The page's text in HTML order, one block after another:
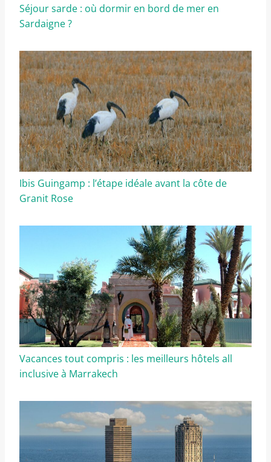
Séjour sarde : où dormir en bord de mer en
Sardaigne ?
Ibis Guingamp : l’étape idéale avant la côte de
Granit Rose
Vacances tout compris : les meilleurs hôtels all
inclusive à Marrakech